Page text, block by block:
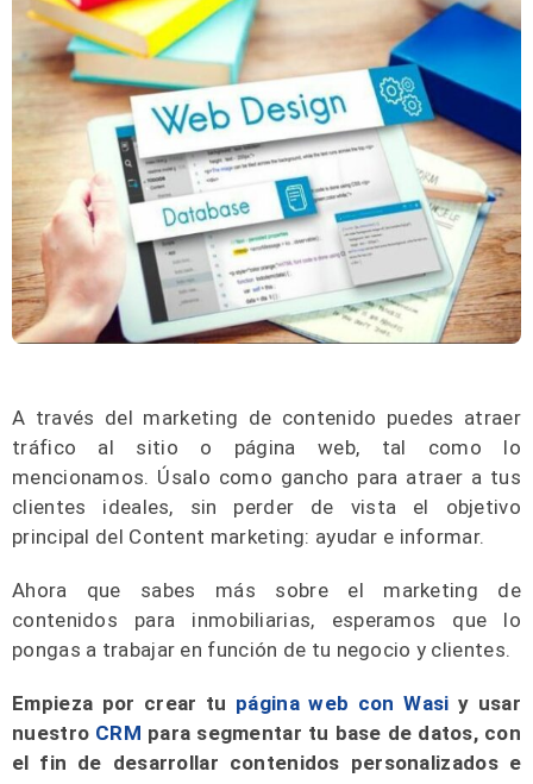
A través del marketing de contenido puedes atraer
tráfico al sitio o página web, tal como lo
mencionamos. Úsalo como gancho para atraer a tus
clientes ideales, sin perder de vista el objetivo
principal del Content marketing: ayudar e informar.
Ahora que sabes más sobre el marketing de
contenidos para inmobiliarias, esperamos que lo
pongas a trabajar en función de tu negocio y clientes.
Empieza por crear tu página web con Wasi y usar
nuestro CRM para segmentar tu base de datos, con
el fin de desarrollar contenidos personalizados e